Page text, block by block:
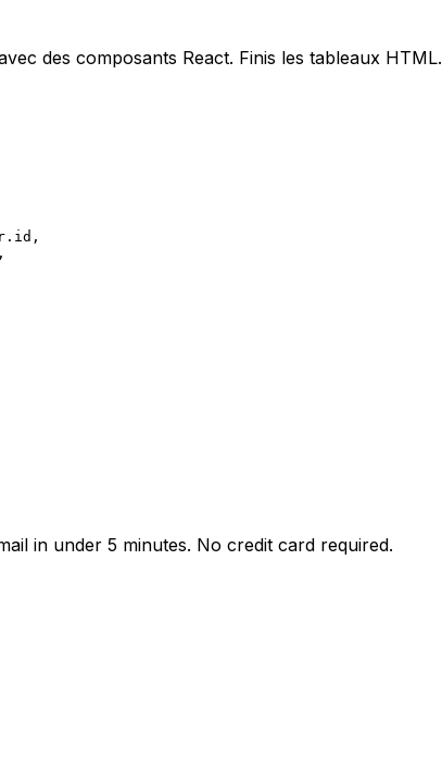
des composants React. Finis les tableaux HTML.
in under 5 minutes. No credit card required.